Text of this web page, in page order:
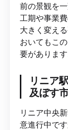
前の景観を
工期や事業
大きく変え
おいてもこ
要があります
リニア
及ぼす
リニア中央
意進行中で